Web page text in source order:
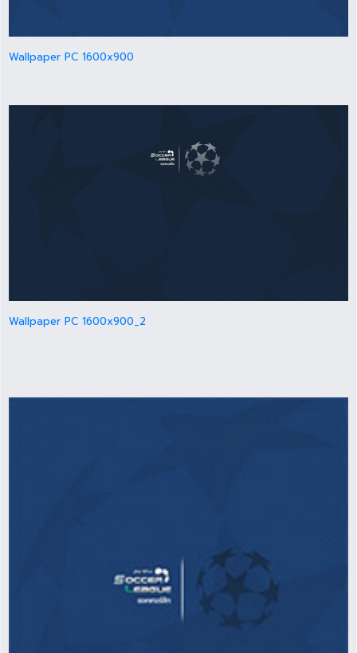
Wallpaper PC 1600x900
Wallpaper PC 1600x900_2